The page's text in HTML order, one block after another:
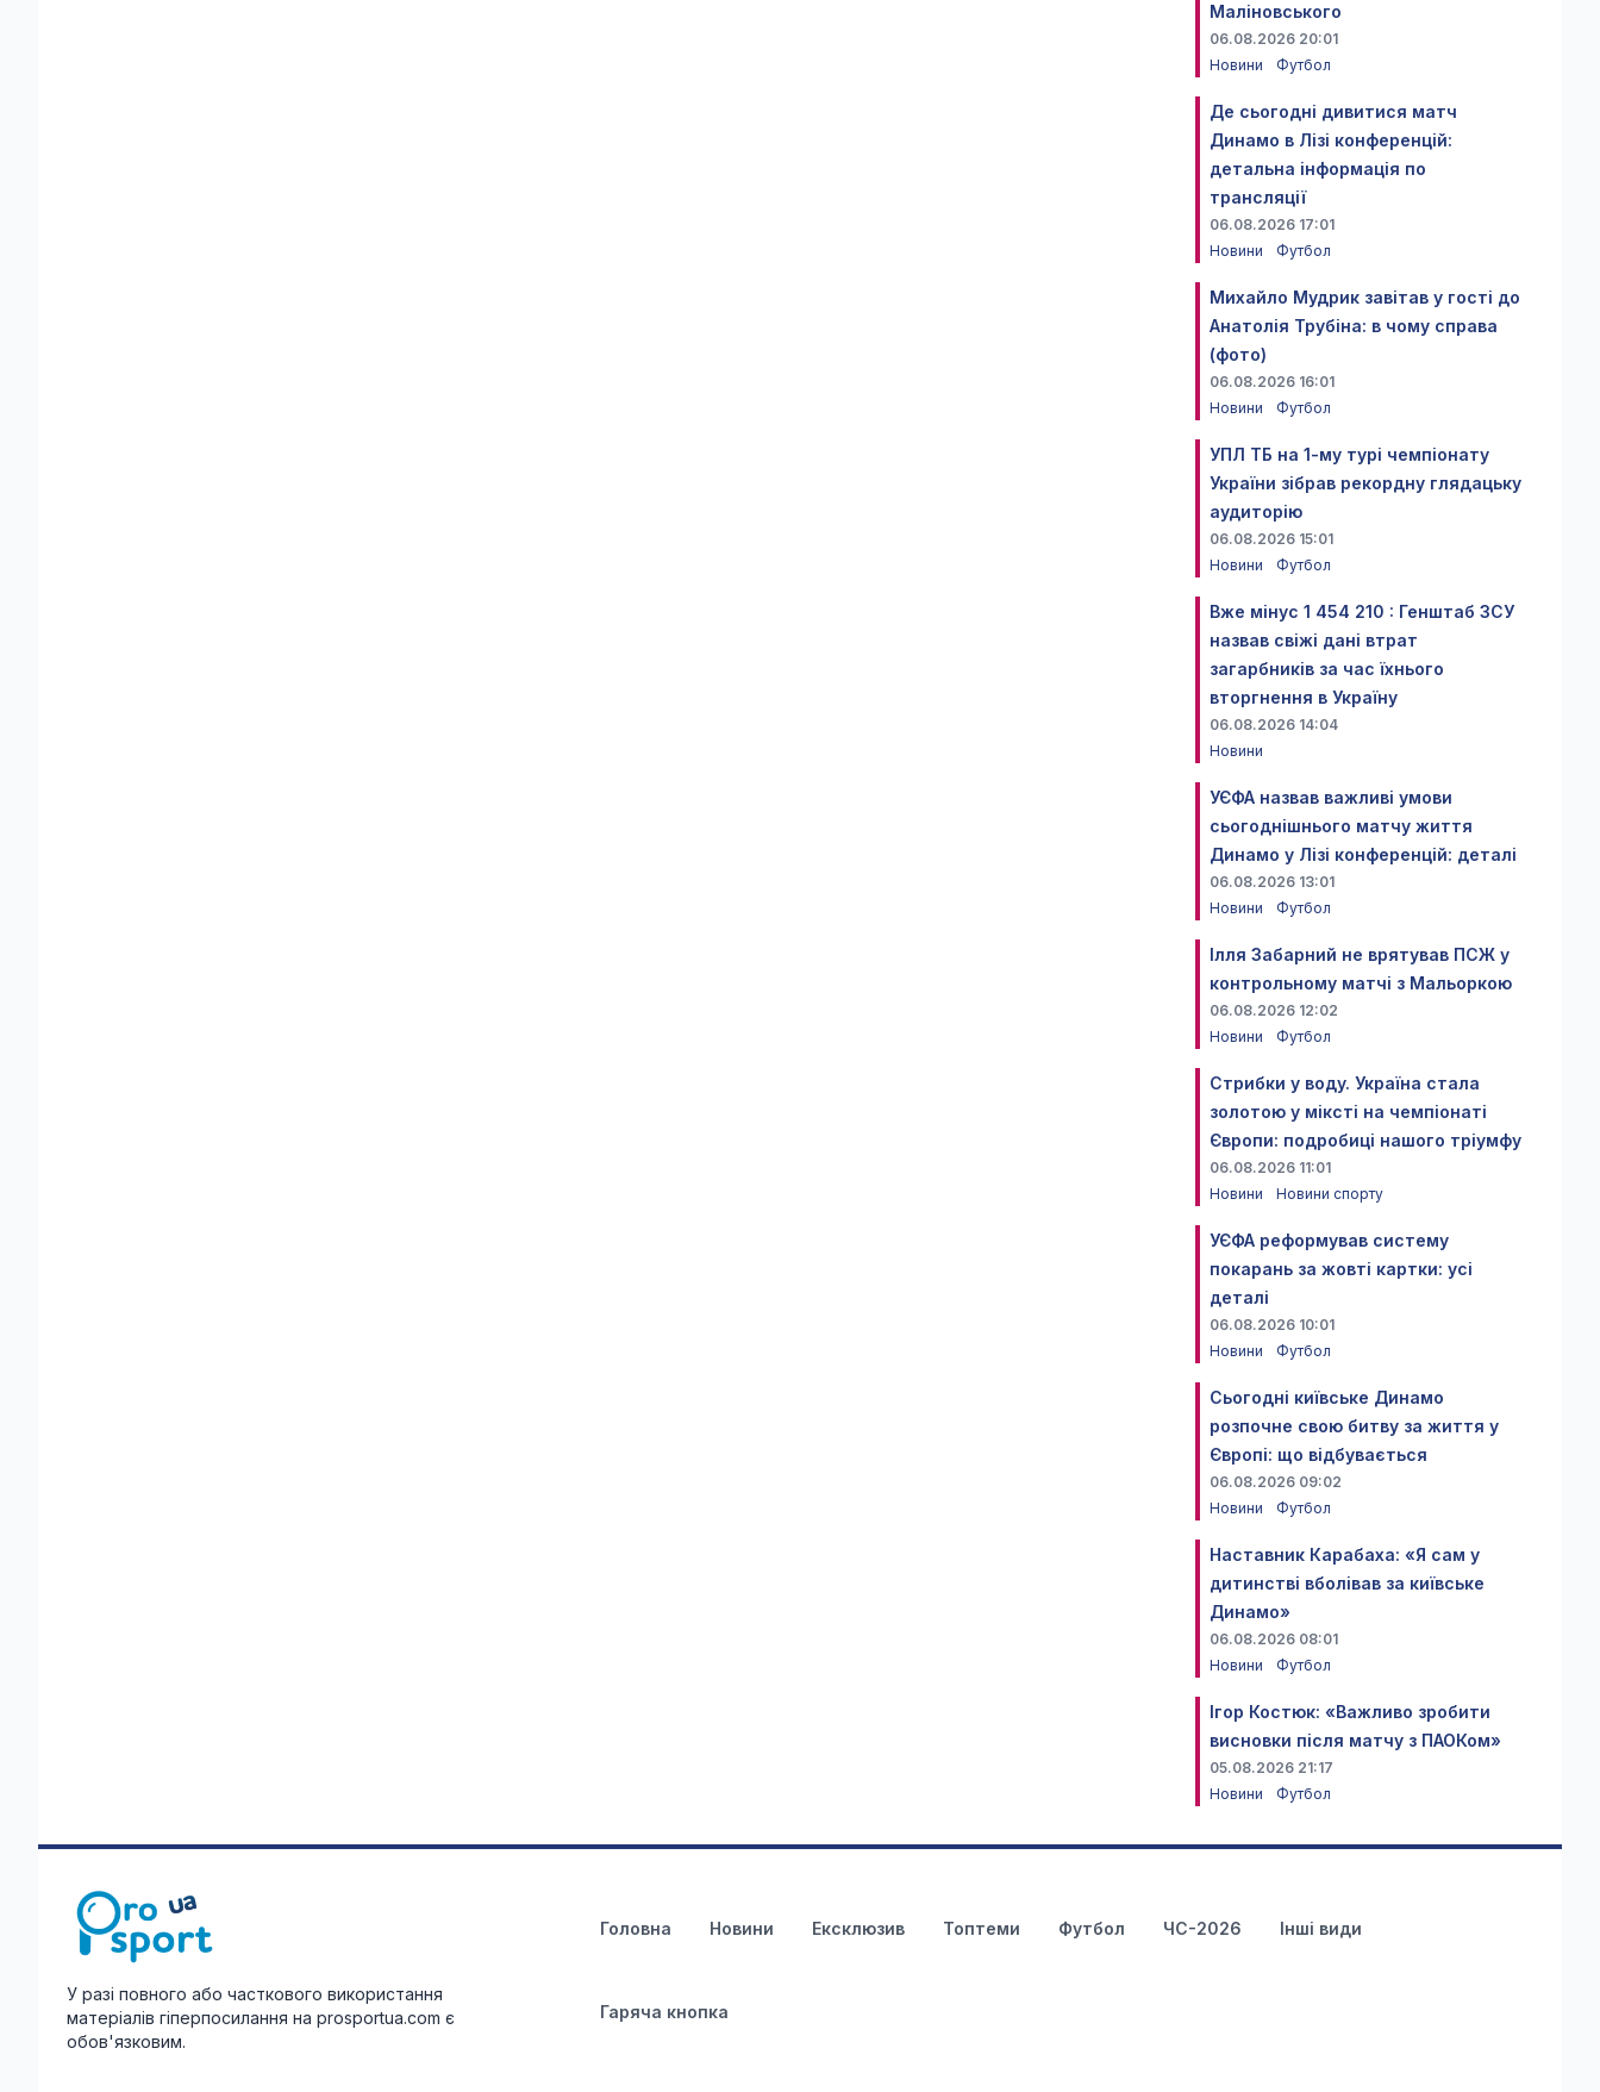
Маліновського
06.08.2026 20:01
Новини
Футбол
Де сьогодні дивитися матч
Динамо в Лізі конференцій:
детальна інформація по
трансляції
06.08.2026 17:01
Новини
Футбол
Михайло Мудрик завітав у гості до
Анатолія Трубіна: в чому справа
(фото)
06.08.2026 16:01
Новини
Футбол
УПЛ ТБ на 1-му турі чемпіонату
України зібрав рекордну глядацьку
аудиторію
06.08.2026 15:01
Новини
Футбол
Вже мінус 1 454 210 : Генштаб ЗСУ
назвав свіжі дані втрат
загарбників за час їхнього
вторгнення в Україну
06.08.2026 14:04
Новини
УЄФА назвав важливі умови
сьогоднішнього матчу життя
Динамо у Лізі конференцій: деталі
06.08.2026 13:01
Новини
Футбол
Ілля Забарний не врятував ПСЖ у
контрольному матчі з Мальоркою
06.08.2026 12:02
Новини
Футбол
Стрибки у воду. Україна стала
золотою у міксті на чемпіонаті
Європи: подробиці нашого тріумфу
06.08.2026 11:01
Новини
Новини спорту
УЄФА реформував систему
покарань за жовті картки: усі
деталі
06.08.2026 10:01
Новини
Футбол
Сьогодні київське Динамо
розпочне свою битву за життя у
Європі: що відбувається
06.08.2026 09:02
Новини
Футбол
Наставник Карабаха: «Я сам у
дитинстві вболівав за київське
Динамо»
06.08.2026 08:01
Новини
Футбол
Ігор Костюк: «Важливо зробити
висновки після матчу з ПАОКом»
05.08.2026 21:17
Новини
Футбол
У разі повного або часткового використання
матеріалів гіперпосилання на prosportua.com є
обов'язковим.
Головна Новини Ексклюзив Топтеми Футбол ЧС-2026 Інші види
Гаряча кнопка